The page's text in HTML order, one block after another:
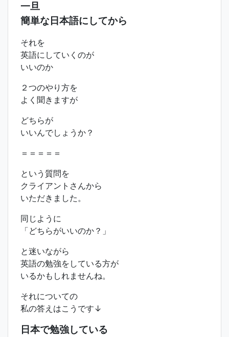
一旦
簡単な日本語にしてから
それを
英語にしていくのが
いいのか
２つのやり方を
よく聞きますが
どちらが
いいんでしょうか？
＝＝＝＝＝
という質問を
クライアントさんから
いただきました。
同じように
「どちらがいいのか？」
と迷いながら
英語の勉強をしている方が
いるかもしれませんね。
それについての
私の答えはこうです↓
日本で勉強している